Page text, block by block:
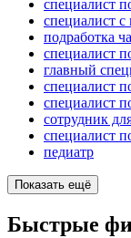
специалист
специалист
подработка
специалист
главный
специалист
специалист
сотрудник
специалист
педиатр
Показать ещё
Быстрые